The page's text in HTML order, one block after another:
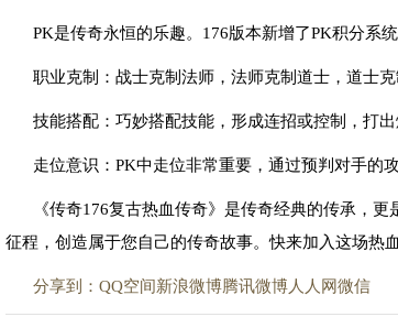
PK是传奇永恒的乐趣。176版本新增了PK积分系
职业克制：战士克制法师，法师克制道士，道士
技能搭配：巧妙搭配技能，形成连招或控制，打出
走位意识：PK中走位非常重要，通过预判对手的
《传奇176复古热血传奇》是传奇经典的传承，
征程，创造属于您自己的传奇故事。快来加入这场热
分享到： QQ空间新浪微博腾讯微博人人网微信